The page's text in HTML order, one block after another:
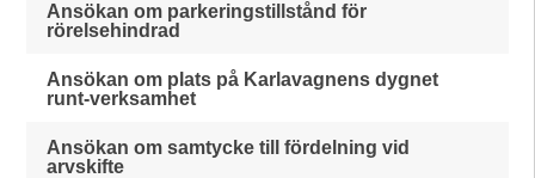
Ansökan om parkeringstillstånd för
rörelsehindrad
Ansökan om plats på Karlavagnens dygnet
runt-verksamhet
Ansökan om samtycke till fördelning vid
arvskifte